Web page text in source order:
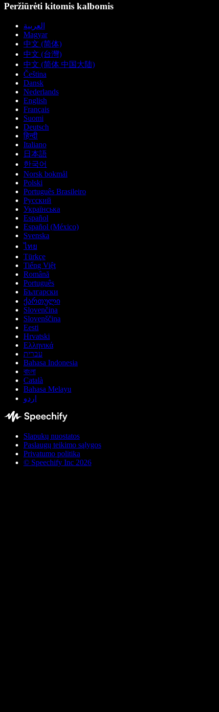
Peržiūrėti kitomis kalbomis
العربية
Magyar
中文 (简体)
中文 (台灣)
中文 (简体 中国大陆)
Čeština
Dansk
Nederlands
English
Français
Suomi
Deutsch
हिन्दी
Italiano
日本語
한국어
Norsk bokmål
Polski
Português Brasileiro
Русский
Українська
Español
Español (México)
Svenska
ไทย
Türkçe
Tiếng Việt
Română
Português
Български
ქართული
Slovenčina
Slovenščina
Eesti
Hrvatski
Ελληνικά
עברית
Bahasa Indonesia
বাংলা
Català
Bahasa Melayu
اردو
Slapukų nuostatos
Paslaugų teikimo sąlygos
Privatumo politika
© Speechify Inc 2026